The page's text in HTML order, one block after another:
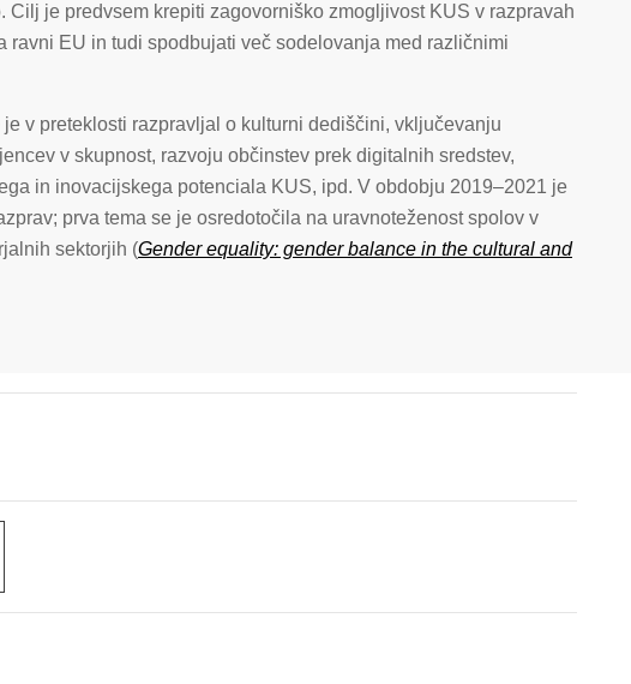
Cilj je predvsem krepiti zagovorniško zmogljivost KUS v razpravah
ravni EU in tudi spodbujati več sodelovanja med različnimi
je v preteklosti razpravljal o kulturni dediščini, vključevanju
v skupnost, razvoju občinstev prek digitalnih sredstev,
in inovacijskega potenciala KUS, ipd. V obdobju 2019–2021 je
prva tema se je osredotočila na uravnoteženost spolov v
sektorjih (Gender equality: gender balance in the cultural and